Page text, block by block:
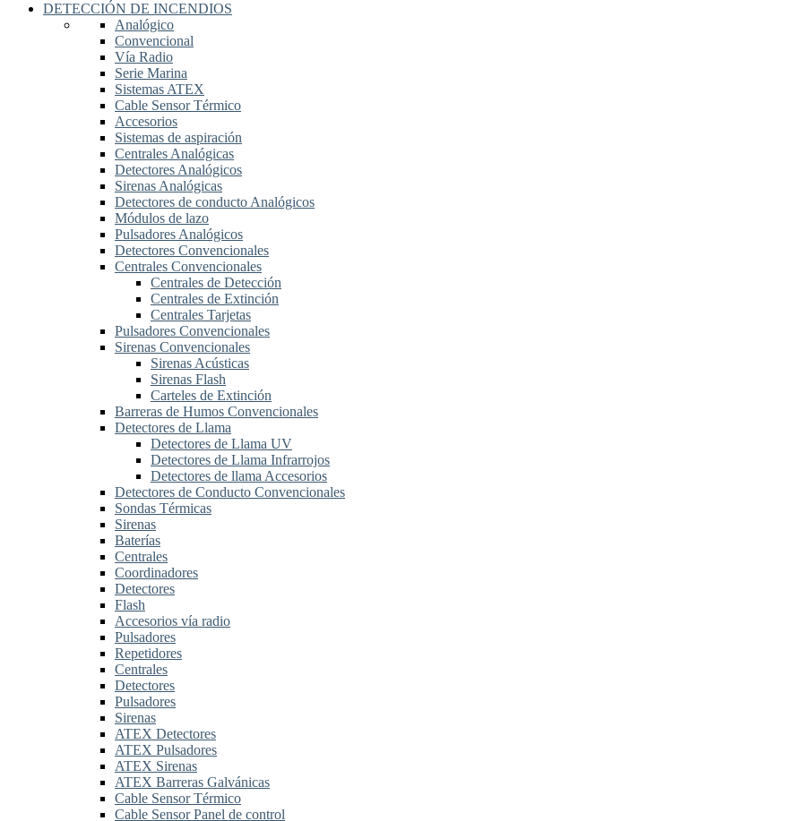
DETECCIÓN DE INCENDIOS
Analógico
Convencional
Vía Radio
Serie Marina
Sistemas ATEX
Cable Sensor Térmico
Accesorios
Sistemas de aspiración
Centrales Analógicas
Detectores Analógicos
Sirenas Analógicas
Detectores de conducto Analógicos
Módulos de lazo
Pulsadores Analógicos
Detectores Convencionales
Centrales Convencionales
Centrales de Detección
Centrales de Extinción
Centrales Tarjetas
Pulsadores Convencionales
Sirenas Convencionales
Sirenas Acústicas
Sirenas Flash
Carteles de Extinción
Barreras de Humos Convencionales
Detectores de Llama
Detectores de Llama UV
Detectores de Llama Infrarrojos
Detectores de llama Accesorios
Detectores de Conducto Convencionales
Sondas Térmicas
Sirenas
Baterías
Centrales
Coordinadores
Detectores
Flash
Accesorios vía radio
Pulsadores
Repetidores
Centrales
Detectores
Pulsadores
Sirenas
ATEX Detectores
ATEX Pulsadores
ATEX Sirenas
ATEX Barreras Galvánicas
Cable Sensor Térmico
Cable Sensor Panel de control